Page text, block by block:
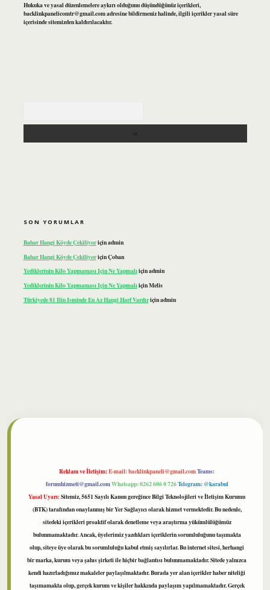
Hukuka ve yasal düzenlemelere aykırı olduğunu düşündüğünüz içerikleri,
backlinkpanelicomtr@gmail.comadresine bildirmeniz halinde, ilgili içerikler yasal süre
içerisinde sitemizden kaldırılacaktır.
SON YORUMLAR
Bahar Hangi Köyde Çekiliyoriçinadmin
Bahar Hangi Köyde ÇekiliyoriçinÇoban
Yediklerinin Kilo Yapmaması Için Ne Yapmalıiçinadmin
Yediklerinin Kilo Yapmaması Için Ne YapmalıiçinMelis
Türkiyede 81 Ilin Isminde En Az Hangi Harf Vardıriçinadmin
Reklam ve İletişim:E-mail:backlinkpaneli@gmail.comTeams:
forumhizmeti@gmail.comWhatsapp: 0262 606 0 726Telegram: @karabul
Yasal Uyarı:Sitemiz, 5651 Sayılı Kanun gereğince Bilgi Teknolojileri ve İletişim Kurumu
(BTK) tarafından onaylanmış bir Yer Sağlayıcı olarak hizmet vermektedir. Bu nedenle,
sitedeki içerikleri proaktif olarak denetleme veya araştırma yükümlülüğümüz
bulunmamaktadır. Ancak, üyelerimiz yazdıkları içeriklerin sorumluluğunu taşımakta
olup, siteye üye olarak bu sorumluluğu kabul etmiş sayılırlar. Bu internet sitesi, herhangi
bir marka, kurum veya şahıs şirketi ile hiçbir bağlantısı bulunmamaktadır. Sitede yalnızca
kendi hazırladığımız makaleler paylaşılmaktadır. Burada yer alan içerikler haber niteliği
taşımamakta olup, gerçek kurum ve kişiler hakkında paylaşım yapılmamaktadır. Gerçek